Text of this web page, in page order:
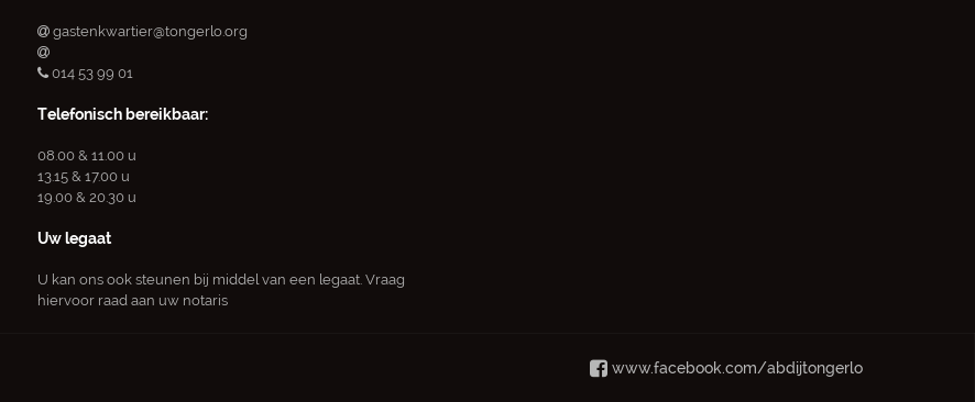
gastenkwartier@tongerlo.org
014 53 99 01
Telefonisch bereikbaar:
08.00 & 11.00 u
13.15 & 17.00 u
19.00 & 20.30 u
Uw legaat
U kan ons ook steunen bij middel van een legaat. Vraag
hiervoor raad aan uw notaris
www.facebook.com/abdijtongerlo